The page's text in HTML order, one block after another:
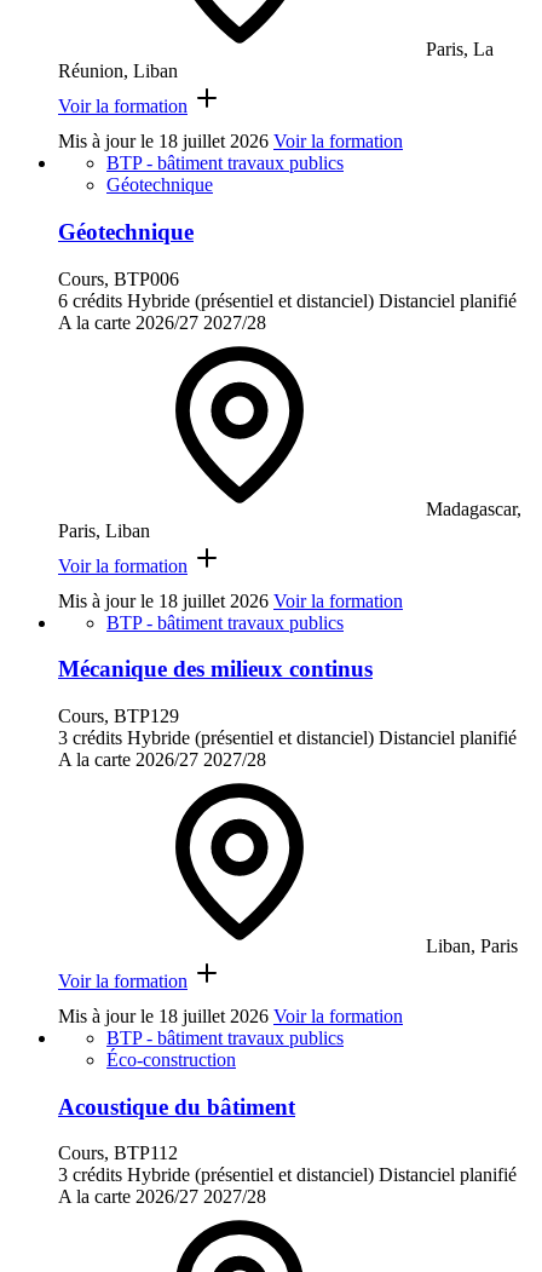
Paris, La
Réunion, Liban
Voir la formation
Mis à jour le 18 juillet 2026 Voir la formation
BTP - bâtiment travaux publics
Géotechnique
Géotechnique
Cours, BTP006
6 crédits Hybride (présentiel et distanciel) Distanciel planifié
A la carte 2026/27 2027/28
Madagascar,
Paris, Liban
Voir la formation
Mis à jour le 18 juillet 2026 Voir la formation
BTP - bâtiment travaux publics
Mécanique des milieux continus
Cours, BTP129
3 crédits Hybride (présentiel et distanciel) Distanciel planifié
A la carte 2026/27 2027/28
Liban, Paris
Voir la formation
Mis à jour le 18 juillet 2026 Voir la formation
BTP - bâtiment travaux publics
Éco-construction
Acoustique du bâtiment
Cours, BTP112
3 crédits Hybride (présentiel et distanciel) Distanciel planifié
A la carte 2026/27 2027/28